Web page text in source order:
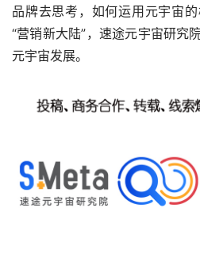
品牌去思考，如何运用元宇宙
“营销新大陆”，速途元宇宙研究
元宇宙发展。